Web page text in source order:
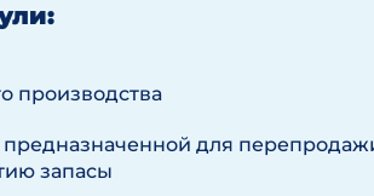
производства
для
запасы